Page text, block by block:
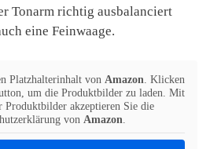
Tonarm richtig ausbalanciert
eine Feinwaage.
Platzhalterinhalt von Amazon. Klicken
um die Produktbilder zu laden. Mit
Produktbilder akzeptieren Sie die
von Amazon.